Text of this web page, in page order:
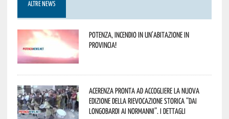
ALTRE NEWS
Potenza, incendio in un’abitazione in
provincia!
Acerenza pronta ad accogliere la nuova
edizione della rievocazione storica “Dai
Longobardi ai Normanni”. I dettagli